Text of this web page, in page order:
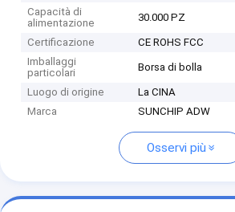
Capacità di
alimentazione
30.000 PZ
Certificazione
CE ROHS FCC
Imballaggi
particolari
Borsa di bolla
Luogo di origine
La CINA
Marca
SUNCHIP ADW
Osservi più